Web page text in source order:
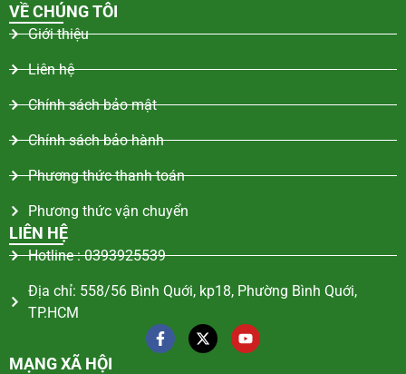
VỀ CHÚNG TÔI
Giới thiệu
Liên hệ
Chính sách bảo mật
Chính sách bảo hành
Phương thức thanh toán
Phương thức vận chuyển
LIÊN HỆ
Hotline : 0393925539
Địa chỉ: 558/56 Bình Quới, kp18, Phường Bình Quới,
TP.HCM
MẠNG XÃ HỘI